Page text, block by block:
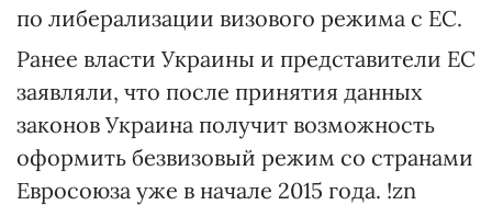
по либерализации визового режима с ЕС.
Ранее власти Украины и представители ЕС
заявляли, что после принятия данных
законов Украина получит возможность
оформить безвизовый режим со странами
Евросоюза уже в начале 2015 года. !zn